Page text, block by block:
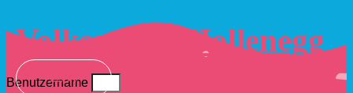
Volksschule Hollenegg
Benutzername